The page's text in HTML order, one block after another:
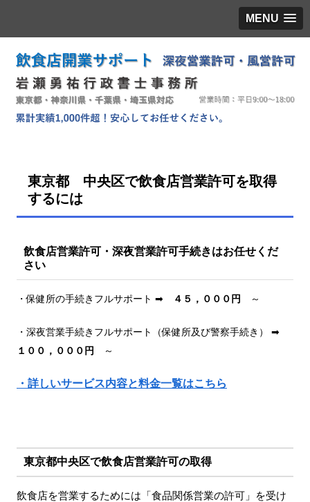
MENU
東京都 中央区で飲食店営業許可を取得
するには
飲食店営業許可・深夜営業許可手続きはお任せくだ
さい
・保健所の手続きフルサポート ➡ ４５，０００円 ～
・深夜営業手続きフルサポート（保健所及び警察手続き） ➡
１００，０００円
～
・詳しいサービス内容と料金一覧はこちら
東京都中央区で飲食店営業許可の取得
飲食店を営業するためには「食品関係営業の許可」を受け